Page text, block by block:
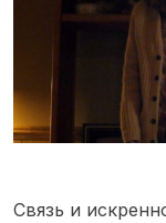
Связь и